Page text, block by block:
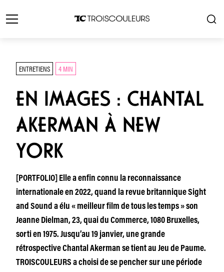
ENTRETIENS 4 MIN
EN IMAGES : CHANTAL
AKERMAN À NEW
YORK
[PORTFOLIO] Elle a enfin connu la reconnaissance
internationale en 2022, quand la revue britannique Sight
and Sound a élu « meilleur film de tous les temps » son
Jeanne Dielman, 23, quai du Commerce, 1080 Bruxelles,
sorti en 1975. Jusqu’au 19 janvier, une grande
rétrospective Chantal Akerman se tient au Jeu de Paume.
TROISCOULEURS a choisi de se pencher sur une période